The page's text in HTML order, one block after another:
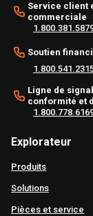
Service client
commerciale
Soutien
Ligne de
conformité et
Explorateur
Produits
Solutions
Pièces et service